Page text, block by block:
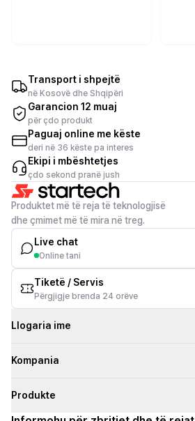
Transport i shpejtë
në Kosovë dhe Shqipëri
Garancion 12 muaj
për çdo produkt
Paguaj online me këste
deri në 36 këste pa interes
Ekipi i mbështetjes
çdo sekond pranë jush
Produktet më të reja të teknologjisë
dhe çmimet më të mira në treg.
Live chat
Online tani
Tiketë / Servis
Përgjigje brenda 24 orëve
Llogaria ime
Kompania
Produkte